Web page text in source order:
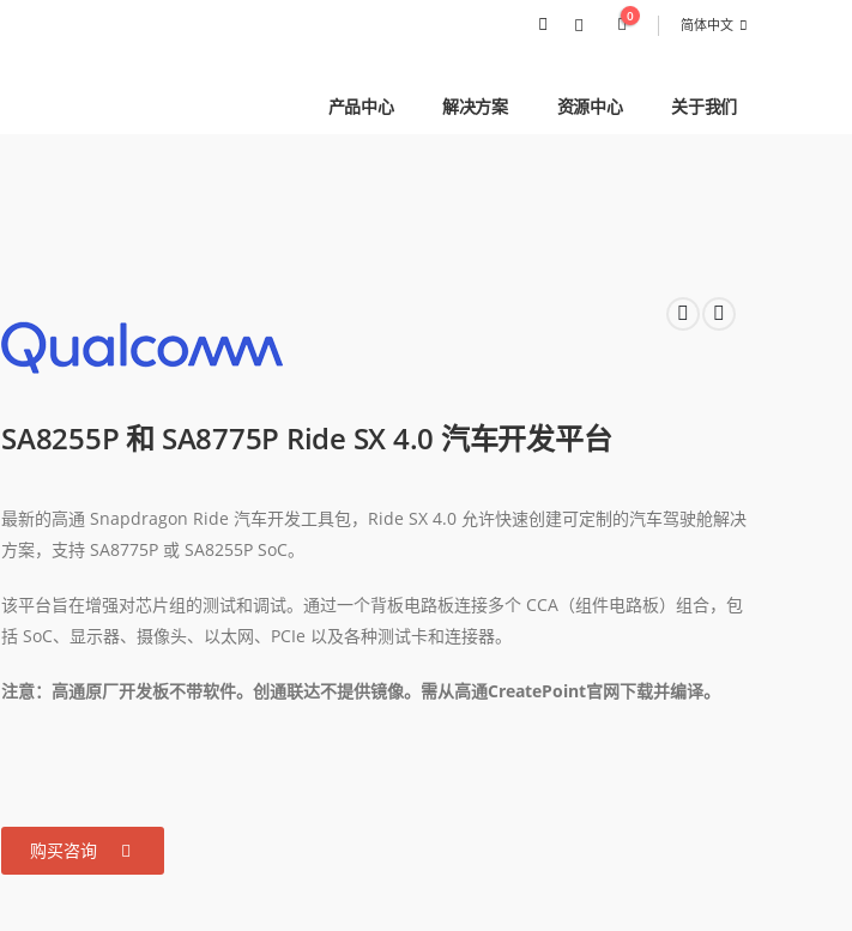
0
简体中文
产品中心 解决方案 资源中心 关于我们
SA8255P 和 SA8775P Ride SX 4.0 汽车开发平台
最新的高通 Snapdragon Ride 汽车开发工具包，Ride SX 4.0 允许快速创建可定制的汽车驾驶舱解决
方案，支持 SA8775P 或 SA8255P SoC。
该平台旨在增强对芯片组的测试和调试。通过一个背板电路板连接多个 CCA（组件电路板）组合，包
括 SoC、显示器、摄像头、以太网、PCIe 以及各种测试卡和连接器。
注意：高通原厂开发板不带软件。创通联达不提供镜像。需从高通CreatePoint官网下载并编译。
购买咨询